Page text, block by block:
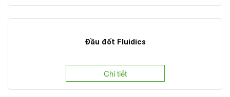
Đầu đốt Fluidics
Chi tiết